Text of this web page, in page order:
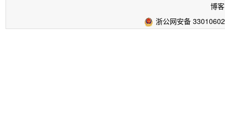
博
浙公网安备